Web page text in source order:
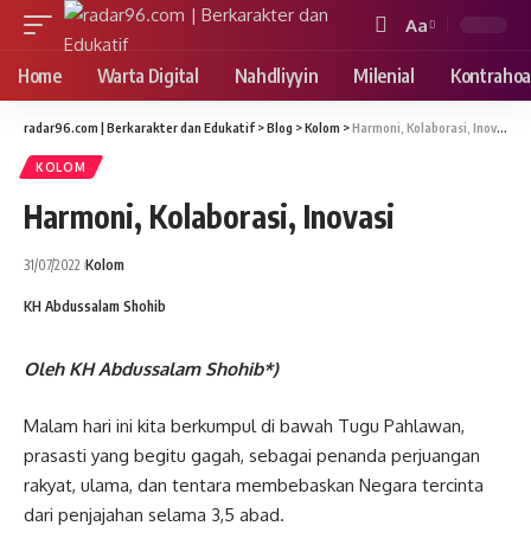
Font
Resizer
Aa
Home Warta Digital Nahdliyyin Milenial
radar96.com | Berkarakter dan Edukatif >Blog >Kolom >Harmoni, Kolaborasi, Inovasi
KOLOM
Harmoni, Kolaborasi, Inovasi
31/07/2022 Kolom
KH Abdussalam Shohib
Oleh KH Abdussalam Shohib*)
Malam hari ini kita berkumpul di bawah Tugu Pahlawan,
prasasti yang begitu gagah, sebagai penanda perjuangan
rakyat, ulama, dan tentara membebaskan Negara tercinta
dari penjajahan selama 3,5 abad.